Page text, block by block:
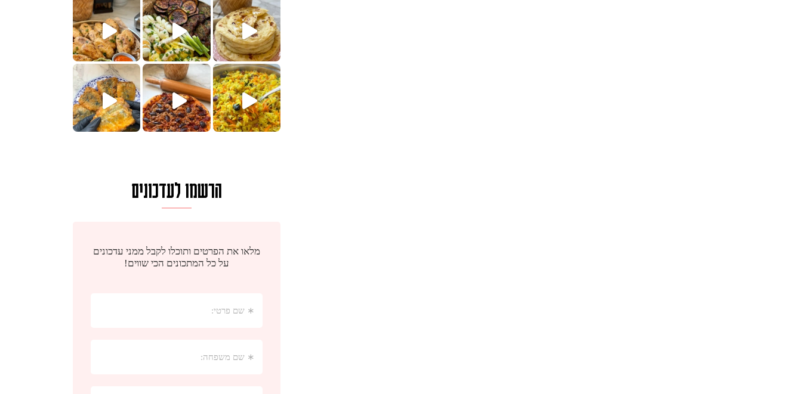
למתכון
פיצה של תשעת הימים ולמה היא נקראת ככה? ההסבר בסרטו
מז׳ווז׳ין או בתרגום לעברית, מחותניםמתכון ראש
הרשמו לעדכונים